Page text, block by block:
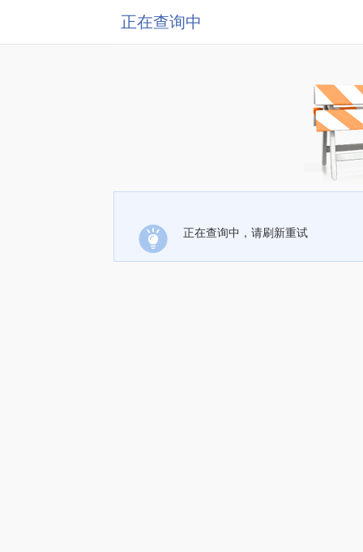
正在查询中
正在查询中，请刷新重试